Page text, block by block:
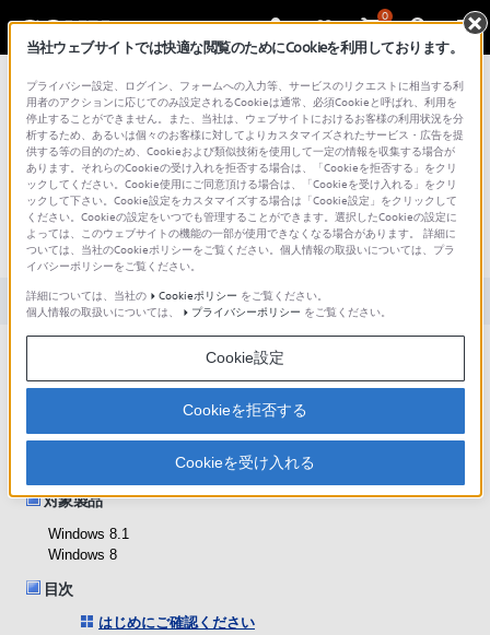
0
総合サポート・お問い合わせ
文書番号 : S1210030042503 / 最終更新日 : 2025/03/11
[Windows 8] Windows 8.1、および
Windows 8の概要
対象製品カテゴリー・製品
Windows 8.1、およびWindows 8の概要・新機能について。
Windows 8.1、およびWindows 8の概要や新機能について、項目ごとに説明
対象製品
Windows 8.1
Windows 8
目次
はじめにご確認ください
当社ウェブサイトでは快適な閲覧のためにCookieを利用しております。
プライバシー設定、ログイン、フォームへの入力等、サービスのリクエストに相当する利
用者のアクションに応じてのみ設定されるCookieは通常、必須Cookieと呼ばれ、利用を
停止することができません。また、当社は、ウェブサイトにおけるお客様の利用状況を分
析するため、あるいは個々のお客様に対してよりカスタマイズされたサービス・広告を提
供する等の目的のため、Cookieおよび類似技術を使用して一定の情報を収集する場合が
あります。それらのCookieの受け入れを拒否する場合は、「Cookieを拒否する」をクリ
ックしてください。Cookie使用にご同意頂ける場合は、「Cookieを受け入れる」をクリ
ックして下さい。Cookie設定をカスタマイズする場合は「Cookie設定」をクリックして
ください。Cookieの設定をいつでも管理することができます。選択したCookieの設定に
よっては、このウェブサイトの機能の一部が使用できなくなる場合があります。 詳細に
ついては、当社のCookieポリシーをご覧ください。個人情報の取扱いについては、プラ
イバシーポリシーをご覧ください。
詳細については、当社の
Cookieポリシー をご覧ください。
個人情報の取扱いについては、
プライバシーポリシー をご覧ください。
Cookie設定
Cookieを拒否する
Cookieを受け入れる